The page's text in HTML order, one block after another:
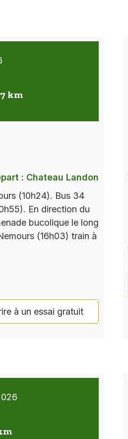
km
: Chateau Landon
(10h24). Bus 34
En direction du
bucolique le long
(16h03) train à
à un essai gratuit